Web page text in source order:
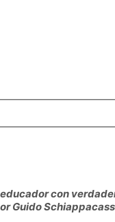
con
Guido